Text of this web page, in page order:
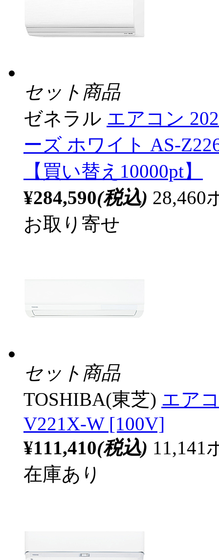
セット商品
ゼネラル エアコン
ーズ ホワイト AS-
【買い替え10000pt】
¥284,590(税込) 28,460
お取り寄せ
セット商品
TOSHIBA(東芝) エア
V221X-W [100V]
¥111,410(税込) 11,141
在庫あり